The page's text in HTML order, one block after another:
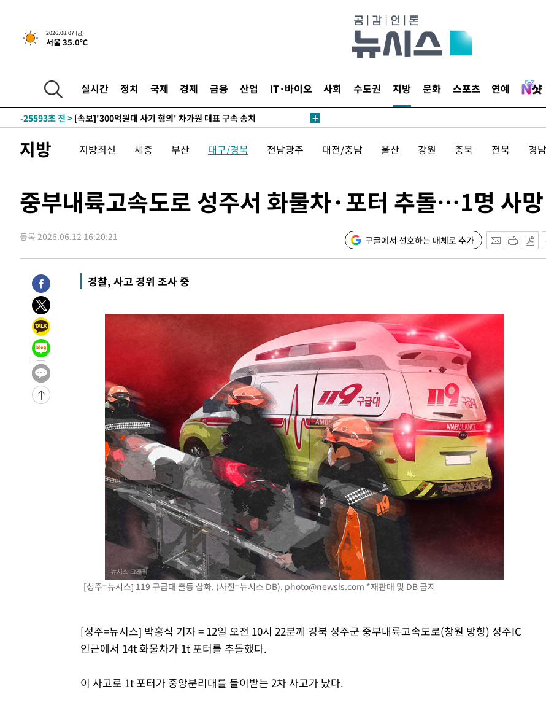
2026.08.07 (금)
서울 35.0℃
실시간 정치 국제 경제 금융 산업 IT·바이오 사회 수도권 지방 문화 스포츠 연예
-8679초 전 >[속보] 뉴욕증시, 일제 하락 마감…나스닥 0.06%↓
-29743초 전 >
[속보]종합특검, '관저이전 봐주기 감사' 유병호 구속기소
-26343초 전 >
-25593초 전 > [속보]'300억원대 사기 혐의' 차가원 대표 구속 송치
-23300초 전 >
[속보]경찰·노동부, HL만도 평택사업장 끼임 사망 관련 압수수색
-23181초 전 >[속보]합수본, '투표율 허위 입력' 중앙·서울·경기도 선관위 등 9곳
-22732초 전 >[속보]삼성전자·SK하이닉스 동반 강보합…1%대 상승 출발
-22686초 전 >[속보]코스피, 6300선 재탈환…1.09% 오른 6365.07 개장
-19851초 전 >시리아 다마스쿠스 교외에서 미니버스 폭발.. 14명 부상, 3명은 중
-19149초 전 >
입추에도 극한더위…서울 낮 39도 '폭염중대경보'
-14113초 전 >
이란, 호르무즈서 "적국 목표물들"과 대치로 남부 케슘섬에서 두차
례 큰 폭발음
-12828초 전 >
발효
-10979초 전 >
[속보]트럼프, 美 원정출산 금지 행정명령 서명
-8679초 전 >
-29877초 전 >
[속보]'채상병 순직 책임' 임성근, 항소심도 징역 3년
-29743초 전 >
[속보]종합특검, '관저이전 봐주기 감사' 유병호 구속기소
-26343초 전 >
민주 콩고 에볼라환자 4천명 돌파, 4053명 발생 1850명 사망
[속보]'300억원대 사기 혐의' 차가원 대표 구속 송치
"미 전국적 살모네라 식중독 원인은 멕시코산 할라피뇨"-- CDC
[속보]경찰·노동부, HL만도 평택사업장 끼임 사망 관련 압수수색
[속보]합수본, '투표율 허위 입력' 중앙·서울·경기도 선관위 등 9곳
[속보]원·달러 환율, 오전 9시 1423.8원
[속보]삼성전자·SK하이닉스 동반 강보합…1%대 상승 출발
[속보]코스닥, 5.95포인트(0.74%) 상승한 807.62개장
[속보]코스피, 6300선 재탈환…1.09% 오른 6365.07 개장
시리아 다마스쿠스 교외에서 미니버스 폭발.. 14명 부상, 3명은 중
입추에도 극한더위…서울 낮 39도 '폭염중대경보'
이란, 호르무즈서 "적국 목표물들"과 대치로 남부 케슘섬에서 두차
[속보] 뉴욕증시, 일제 하락 마감…나스닥 0.06%↓
지방 지방최신 세종 부산 대구/경북 전남광주 대전/충남 울산 강원 충북 전북 경남
중부내륙고속도로 성주서 화물차·포터 추돌…1명 사망
등록 2026.06.12 16:20:21 구글에서 선호하는 매체로 추가
경찰, 사고 경위 조사 중
[성주=뉴시스] 119 구급대 출동 삽화. (사진=뉴시스 DB). photo@newsis.com *재판매 및 DB 금지
[성주=뉴시스] 박홍식 기자 = 12일 오전 10시 22분께 경북 성주군 중부내륙고속도로(창원 방향) 성주IC
인근에서 14t 화물차가 1t 포터를 추돌했다.
이 사고로 1t 포터가 중앙분리대를 들이받는 2차 사고가 났다.
1
3
"바지 벗고 앞뒤로 돌아
서아, 기쁨조 검사 수치심